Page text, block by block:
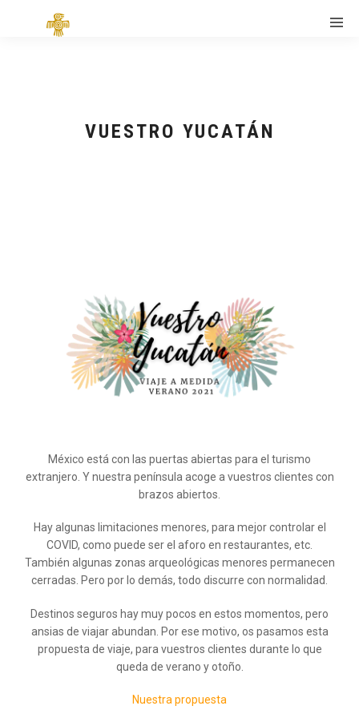
VUESTRO YUCATÁN
México está con las puertas abiertas para el turismo
extranjero. Y nuestra península acoge a vuestros clientes con
brazos abiertos.
Hay algunas limitaciones menores, para mejor controlar el
COVID, como puede ser el aforo en restaurantes, etc.
También algunas zonas arqueológicas menores permanecen
cerradas. Pero por lo demás, todo discurre con normalidad.
Destinos seguros hay muy pocos en estos momentos, pero
ansias de viajar abundan. Por ese motivo, os pasamos esta
propuesta de viaje, para vuestros clientes durante lo que
queda de verano y otoño.
Nuestra propuesta